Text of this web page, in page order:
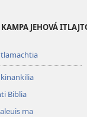
JEHOVÁ
Biblia
ma